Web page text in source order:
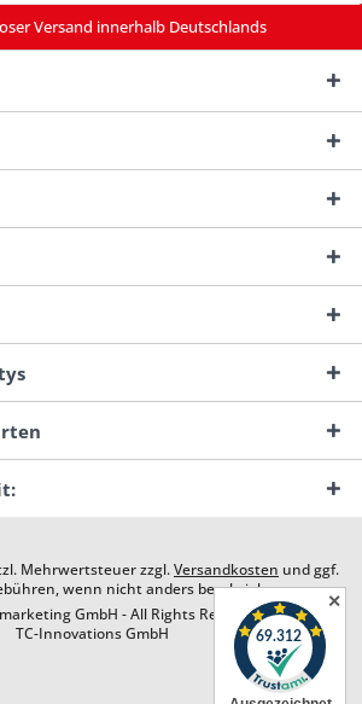
Versand innerhalb Deutschlands
Mehrwertsteuer zzgl.Versandkosten und ggf.
wenn nicht anders beschrieben
GmbH - All Rights Reserved. Design by
TC-Innovations GmbH
✕